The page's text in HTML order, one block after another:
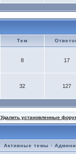
Тем
8 17
32 127
Удалить установленные
Активные темы ·